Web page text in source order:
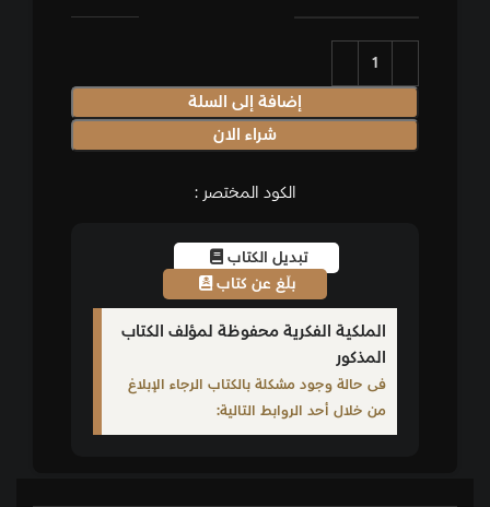
إضافة إلى السلة
شراء الان
الكود المختصر :
تبديل الكتاب
بلّغ عن كتاب
الملكية الفكرية محفوظة لمؤلف الكتاب
المذكور
فى حالة وجود مشكلة بالكتاب الرجاء الإبلاغ
من خلال أحد الروابط التالية: